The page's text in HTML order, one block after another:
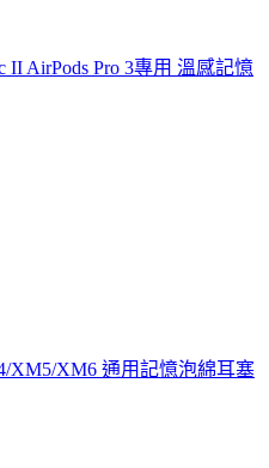
AirPods Pro 3專用 溫感記憶
XM5/XM6 通用記憶泡綿耳塞